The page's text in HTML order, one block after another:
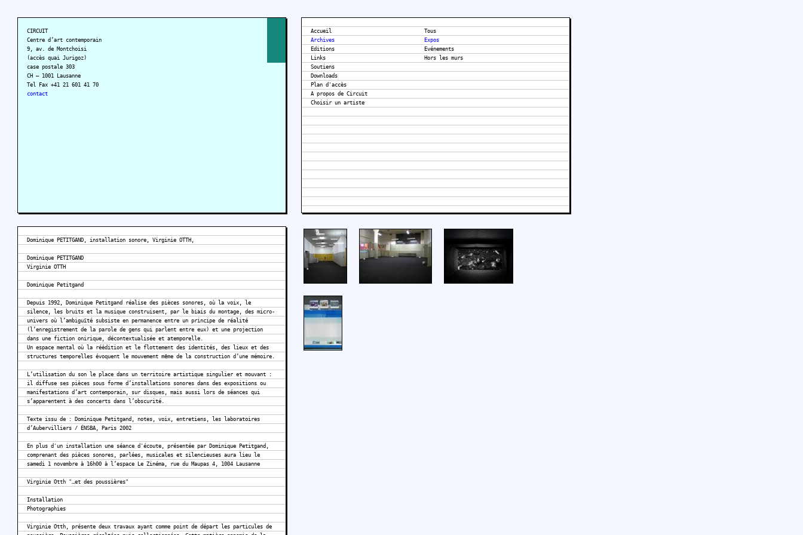
CIRCUIT
Centre d’art contemporain
9, av. de Montchoisi
(accès quai Jurigoz)
case postale 303
CH – 1001 Lausanne
Tel Fax +41 21 601 41 70
contact
Accueil
Archives
Editions
Links
Soutiens
Downloads
Plan d'accès
A propos de Circuit
Tous
Expos
Evénements
Hors les murs
Dominique PETITGAND, installation sonore, Virginie OTTH,
Dominique PETITGAND
Virginie OTTH
Dominique Petitgand
Depuis 1992, Dominique Petitgand réalise des pièces sonores, où la voix, le
silence, les bruits et la musique construisent, par le biais du montage, des micro-
univers où l’ambiguïté subsiste en permanence entre un principe de réalité
(l’enregistrement de la parole de gens qui parlent entre eux) et une projection
dans une fiction onirique, décontextualisée et atemporelle.
Un espace mental où la réédition et le flottement des identités, des lieux et des
structures temporelles évoquent le mouvement même de la construction d’une mémoire.
L’utilisation du son le place dans un territoire artistique singulier et mouvant :
il diffuse ses pièces sous forme d’installations sonores dans des expositions ou
manifestations d’art contemporain, sur disques, mais aussi lors de séances qui
s’apparentent à des concerts dans l’obscurité.
Texte issu de : Dominique Petitgand, notes, voix, entretiens, les laboratoires
d’Aubervilliers / ÉNSBA, Paris 2002
En plus d'un installation une séance d'écoute, présentée par Dominique Petitgand,
comprenant des pièces sonores, parlées, musicales et silencieuses aura lieu le
samedi 1 novembre à 16h00 à l’espace Le Zinéma, rue du Maupas 4, 1004 Lausanne
Virginie Otth "…et des poussières"
Installation
Photographies
Virginie Otth, présente deux travaux ayant comme point de départ les particules de